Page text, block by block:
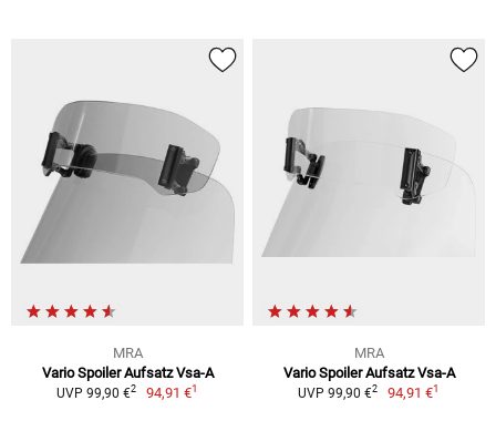
MRA
Vario Spoiler Aufsatz Vsa-A
UVP 99,90 €2 94,91 €1
MRA
Vario Spoiler Aufsatz Vsa-A
UVP 99,90 €2 94,91 €1